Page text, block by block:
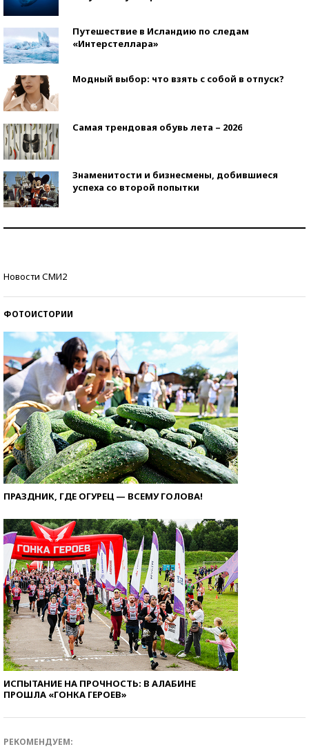
Путешествие в Исландию по следам
«Интерстеллара»
Модный выбор: что взять с собой в отпуск?
Самая трендовая обувь лета – 2026
Знаменитости и бизнесмены, добившиеся
успеха со второй попытки
Новости СМИ2
ФОТОИСТОРИИ
ПРАЗДНИК, ГДЕ ОГУРЕЦ — ВСЕМУ ГОЛОВА!
ИСПЫТАНИЕ НА ПРОЧНОСТЬ: В АЛАБИНЕ
ПРОШЛА «ГОНКА ГЕРОЕВ»
РЕКОМЕНДУЕМ: